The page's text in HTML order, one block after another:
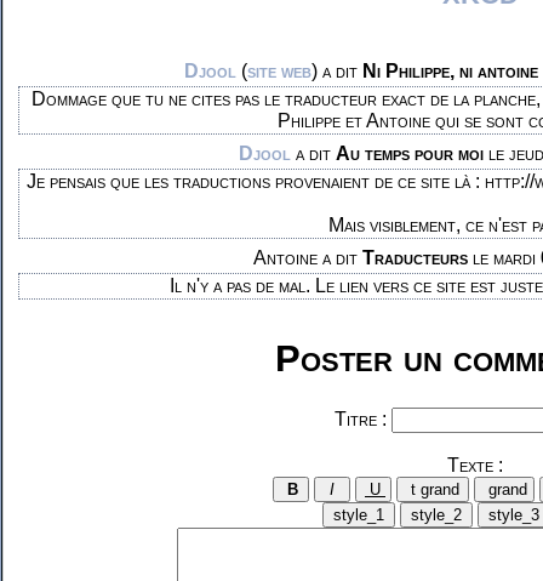
Djool (site web) a dit Ni Philippe, ni antoine
Dommage que tu ne cites pas le traducteur exact de la
Philippe et Antoine qui se sont
Djool a dit Au temps pour moi le
Je pensais que les traductions provenaient de ce site là : http://
Mais visiblement, ce n'est
Antoine a dit Traducteursle mardi
Il n'y a pas de mal. Le lien vers ce site est
Poster un
Titre :
Texte :